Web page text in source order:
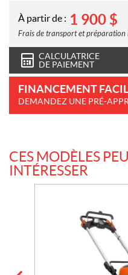
À partir de : 1 900 $
Frais de transport et préparation
CALCULATRICE
DE PAIEMENT
FINANCEMENT
DEMANDEZ UNE PRÉ-
CES MODÈLES
INTÉRESSER